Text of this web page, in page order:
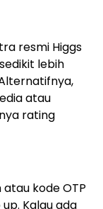
resmi Higgs
lebih
atau
rating
kode OTP
Kalau ada